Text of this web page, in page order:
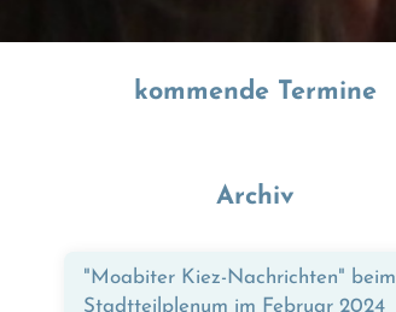
kommende Termine
Archiv
"Moabiter Kiez-Nachrichten" beim
Stadtteilplenum im Februar 2024